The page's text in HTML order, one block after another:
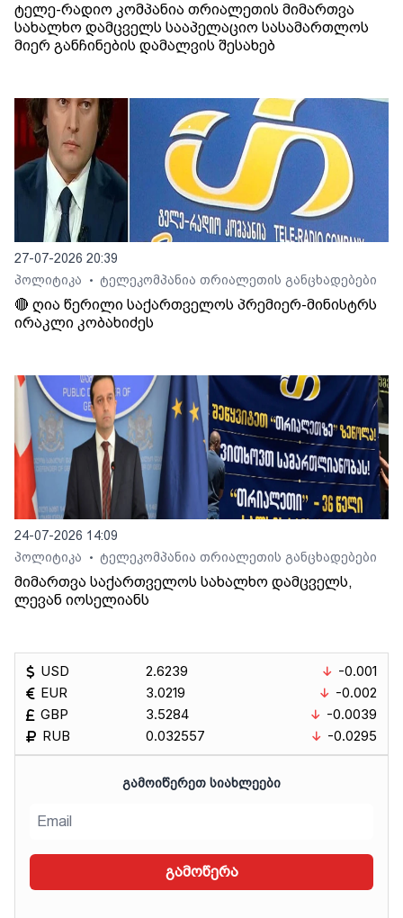
ტელე-რადიო კომპანია თრიალეთის მიმართვა
სახალხო დამცველს სააპელაციო სასამართლოს
მიერ განჩინების დამალვის შესახებ
27-07-2026 20:39
პოლიტიკა
• ტელეკომპანია თრიალეთის განცხადებები
🔴 ღია წერილი საქართველოს პრემიერ-მინისტრს
ირაკლი კობახიძეს
24-07-2026 14:09
პოლიტიკა
• ტელეკომპანია თრიალეთის განცხადებები
მიმართვა საქართველოს სახალხო დამცველს,
ლევან იოსელიანს
USD
EUR
GBP
RUB
2.6239
3.0219
3.5284
0.032557
-0.001
-0.002
-0.0039
-0.0295
ᲒᲐᲛᲝᲘᲬᲔᲠᲔᲗ ᲡᲘᲐᲮᲚᲔᲔᲑᲘ
გამოწერა